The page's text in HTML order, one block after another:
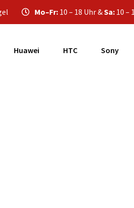
Mo–Fr: 10 – 18 Uhr &Sa: 10 –
Huawei HTC Sony